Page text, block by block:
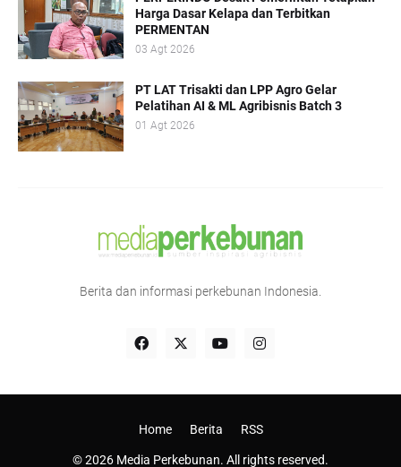
Harga Dasar Kelapa dan Terbitkan
PERMENTAN
03 Agt 2026
PT LAT Trisakti dan LPP Agro Gelar
Pelatihan AI & ML Agribisnis Batch 3
01 Agt 2026
Berita dan informasi perkebunan Indonesia.
© 2026 Media Perkebunan. All rights reserved.
Home Berita RSS